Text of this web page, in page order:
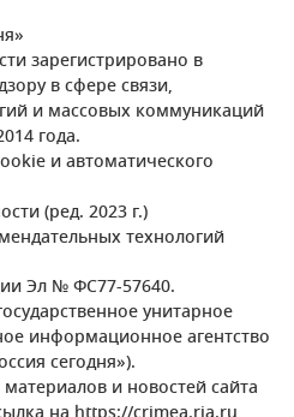
зарегистрировано в
в сфере связи,
и массовых коммуникаций
года.
и автоматического
(ред. 2023 г.)
технологий
Эл № ФС77-57640.
унитарное
информационное агентство
сегодня»).
и новостей сайта